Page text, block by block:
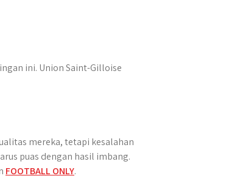
ini. Union Saint-Gilloise
mereka, tetapi kesalahan
puas dengan hasil imbang.
FOOTBALL ONLY.